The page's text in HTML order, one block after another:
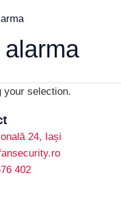
your selection.
24, Iași
402